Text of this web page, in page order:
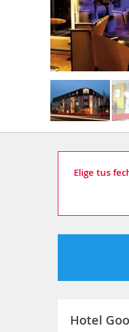
Elige tus
Hotel